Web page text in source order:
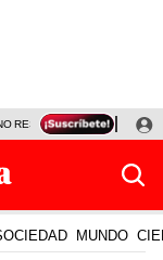
RESULTADOS HOY
MUNDO